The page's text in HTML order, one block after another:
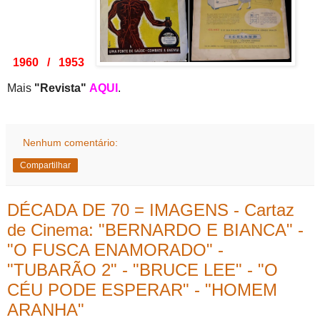
1960 / 1953
Mais "Revista" AQUI .
Nenhum comentário:
Compartilhar
DÉCADA DE 70 = IMAGENS - Cartaz
de Cinema: "BERNARDO E BIANCA" -
"O FUSCA ENAMORADO" -
"TUBARÃO 2" - "BRUCE LEE" - "O
CÉU PODE ESPERAR" - "HOMEM
ARANHA"